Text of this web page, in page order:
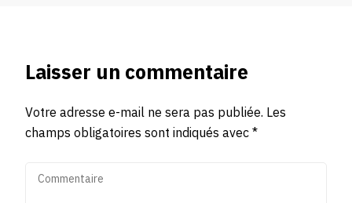
Laisser un commentaire
Votre adresse e-mail ne sera pas publiée. Les
champs obligatoires sont indiqués avec*